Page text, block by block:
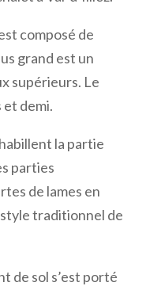
composé de
grand est un
supérieurs. Le
et demi.
la partie
parties
de lames en
traditionnel de
de sol s’est porté